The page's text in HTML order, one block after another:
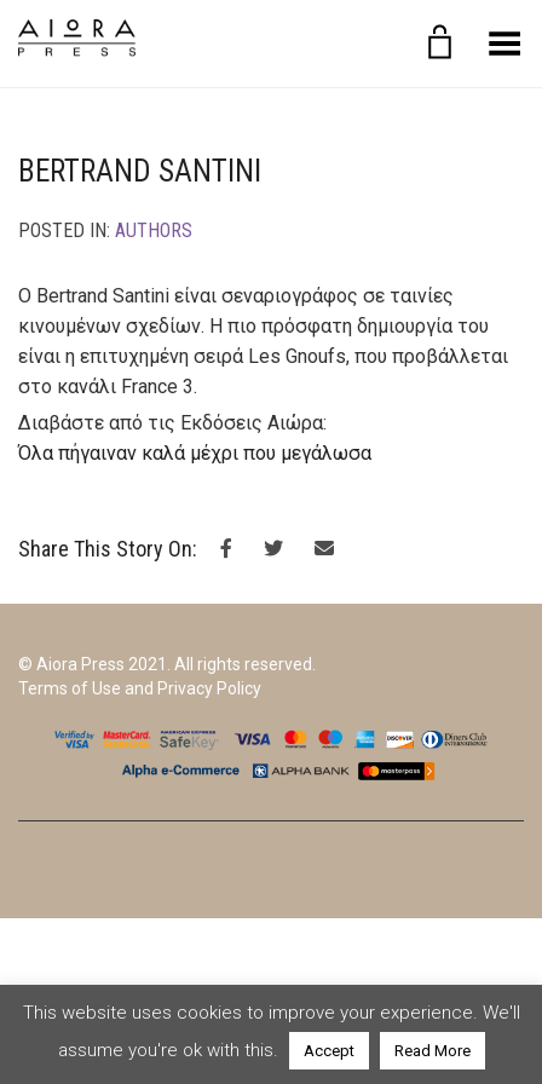
Toggle Menu
BERTRAND SANTINI
POSTED IN: AUTHORS
Ο Bertrand Santini είναι σεναριογράφος σε ταινίες
κινουμένων σχεδίων. Η πιο πρόσφατη δημιουργία του
είναι η επιτυχημένη σειρά Les Gnoufs, που προβάλλεται
στο κανάλι France 3.
Διαβάστε από τις Εκδόσεις Αιώρα:
Όλα πήγαιναν καλά μέχρι που μεγάλωσα
Share This Story On:
© Aiora Press 2021. All rights reserved.
Terms of Use and Privacy Policy
This website uses cookies to improve your experience. We'll
assume you're ok with this.
Accept Read More